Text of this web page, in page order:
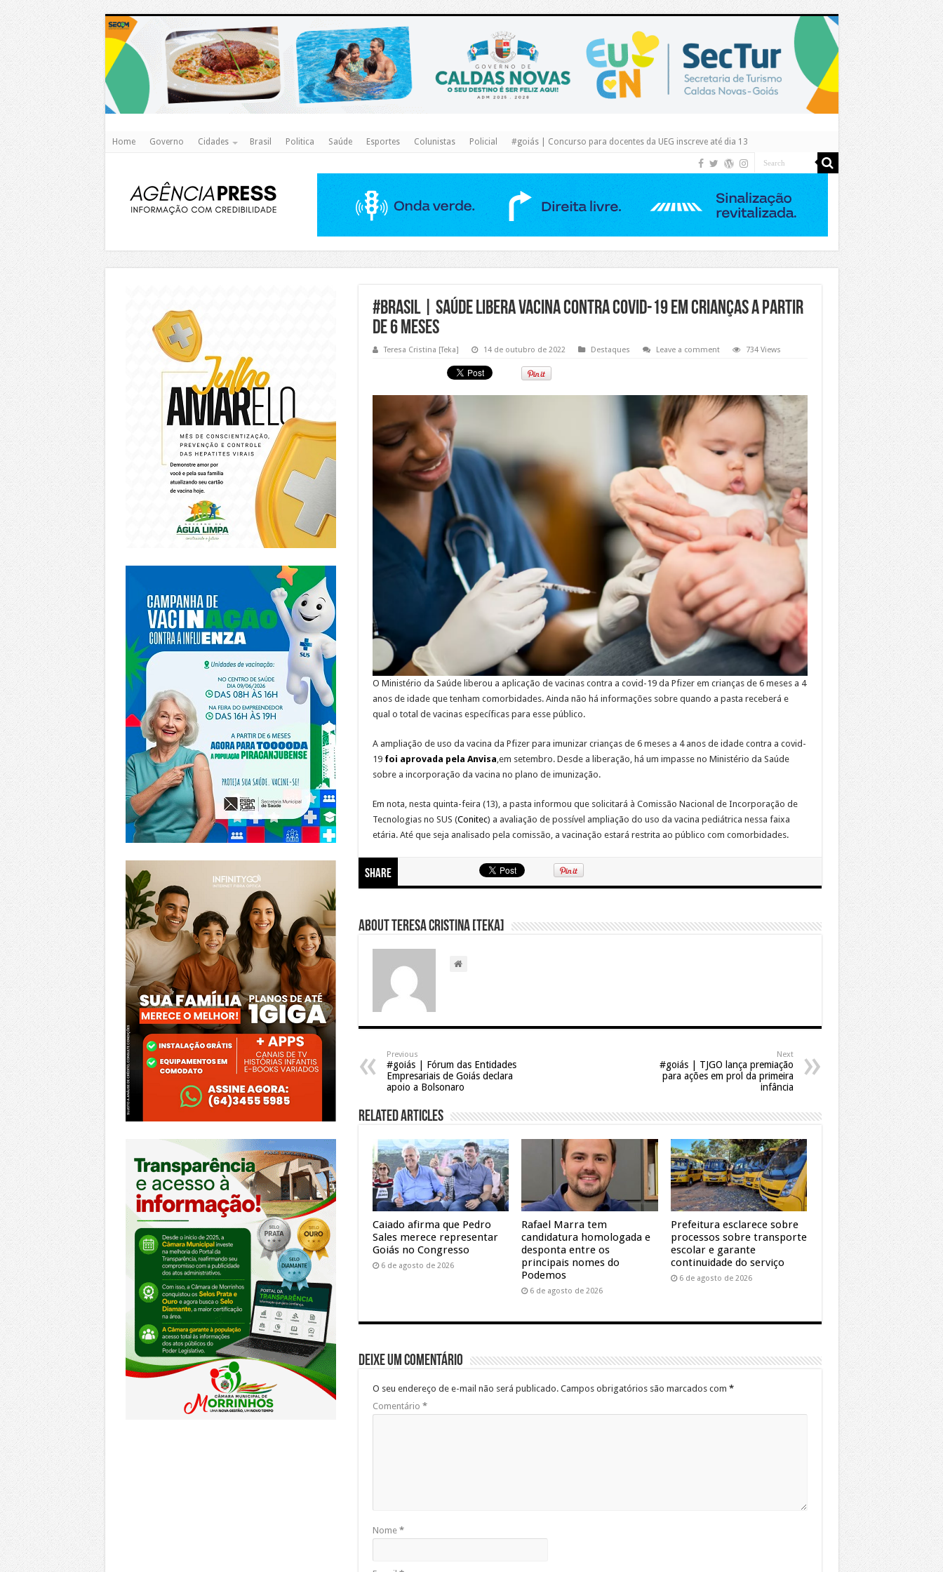
https://www.caldasnovas.go.gov.br/
Home Governo Cidades Brasil Politica Saúde Esportes Colunistas Policial #goiás | Concurso para docentes da UEG inscreve até dia 13
#brasil | Saúde libera vacina contra covid-19 em crianças a partir
de 6 meses
Teresa Cristina [Teka] 14 de outubro de 2022 Destaques Leave a comment 734 Views
O Ministério da Saúde liberou a aplicação de vacinas contra a covid-19 da Pfizer em crianças de 6 meses a 4
anos de idade que tenham comorbidades. Ainda não há informações sobre quando a pasta receberá e
qual o total de vacinas específicas para esse público.
A ampliação de uso da vacina da Pfizer para imunizar crianças de 6 meses a 4 anos de idade contra a covid-
19 foi aprovada pela Anvisa ,em setembro. Desde a liberação, há um impasse no Ministério da Saúde
sobre a incorporação da vacina no plano de imunização.
Em nota, nesta quinta-feira (13), a pasta informou que solicitará à Comissão Nacional de Incorporação de
Tecnologias no SUS (Conitec) a avaliação de possível ampliação do uso da vacina pediátrica nessa faixa
etária. Até que seja analisado pela comissão, a vacinação estará restrita ao público com comorbidades.
Share
About Teresa Cristina [Teka]
Previous
#goiás | Fórum das Entidades
Empresariais de Goiás declara
apoio a Bolsonaro
Next
#goiás | TJGO lança premiação
para ações em prol da primeira
infância
Related Articles
Caiado afirma que Pedro
Sales merece representar
Goiás no Congresso
6 de agosto de 2026
Rafael Marra tem
candidatura homologada e
desponta entre os
principais nomes do
Podemos
6 de agosto de 2026
Prefeitura esclarece sobre
processos sobre transporte
escolar e garante
continuidade do serviço
6 de agosto de 2026
Deixe um comentário
O seu endereço de e-mail não será publicado. Campos obrigatórios são marcados com *
Comentário *
Nome *
https://piracanjuba.go.gov.br/
https://www.infinitygo.com.br/
https://morrinhos.go.leg.br/